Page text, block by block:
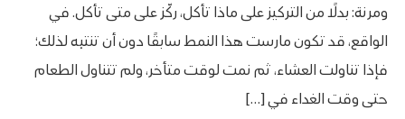
ومرنة: بدلًا من التركيز على ماذا تأكل، ركّز على متى تأكل. في
الواقع، قد تكون مارست هذا النمط سابقًا دون أن تنتبه لذلك؛
فإذا تناولت العشاء، ثم نمت لوقت متأخر، ولم تتناول الطعام
حتى وقت الغداء في […]